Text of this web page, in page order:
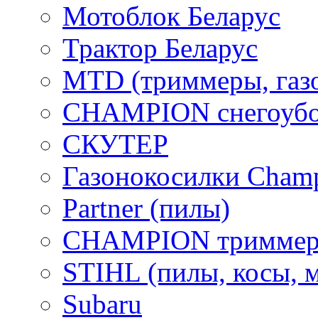
Мотоблок Беларус
Трактор Беларус
MTD (триммеры,
CHAMPION
СКУТЕР
Газонокосилки
Partner (пилы)
CHAMPION
STIHL (пилы, косы,
Subaru